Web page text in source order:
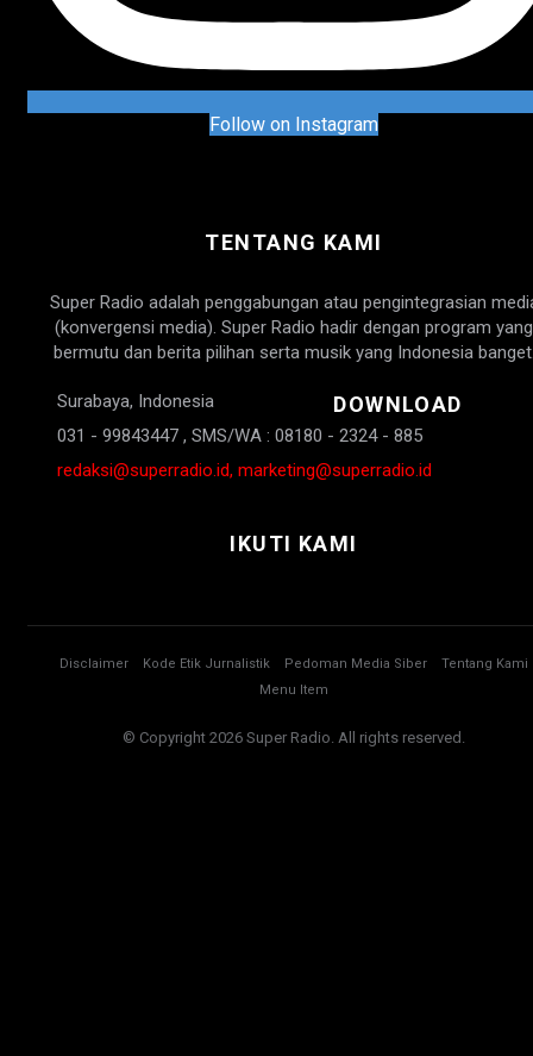
Follow on Instagram
TENTANG KAMI
Super Radio adalah penggabungan atau pengintegrasian
(konvergensi media). Super Radio hadir dengan program yang
bermutu dan berita pilihan serta musik yang Indonesia
Surabaya, Indonesia
031 - 99843447 , SMS/WA : 08180 - 2324 - 885
redaksi@superradio.id, marketing@superradio.id
DOWNLOAD
IKUTI KAMI
Disclaimer Kode Etik Jurnalistik Pedoman Media Siber
Tentang Kami
Menu Item
© Copyright 2026 Super Radio. All rights reserved.